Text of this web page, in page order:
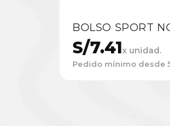
BOLSO SPORT
S/7.41x unidad.
Pedido mínimo desde